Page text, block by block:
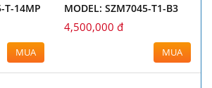
T-14MP
MUA
MODEL: SZM7045-T1-B3
4,500,000 đ
MUA